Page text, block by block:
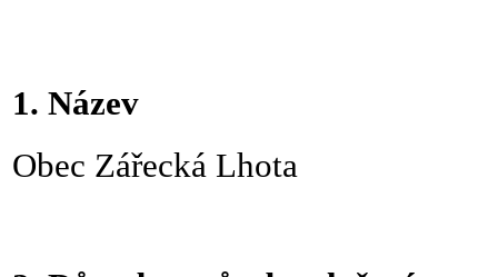
1. Název
Obec Zářecká Lhota